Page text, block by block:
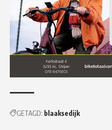
GETAGD: blaaksedijk